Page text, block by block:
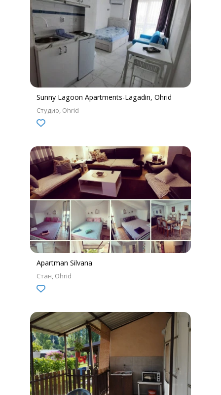
Sunny Lagoon Apartments-Lagadin, Ohrid
Студио Ohrid
Apartman Silvana
Стан Ohrid